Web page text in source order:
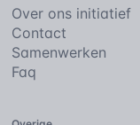
Over ons initiatief
Contact
Samenwerken
Faq